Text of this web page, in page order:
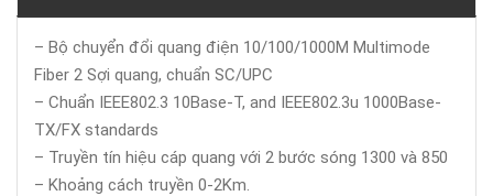
– Bộ chuyển đổi quang điện 10/100/1000M Multimode
Fiber 2 Sợi quang, chuẩn SC/UPC
– Chuẩn IEEE802.3 10Base-T, and IEEE802.3u 1000Base-
TX/FX standards
– Truyền tín hiệu cáp quang với 2 bước sóng 1300 và 850
– Khoảng cách truyền 0-2Km.